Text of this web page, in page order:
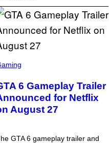
6 Gameplay Trailer
for Netflix
August 27
GTA 6 gameplay trailer and